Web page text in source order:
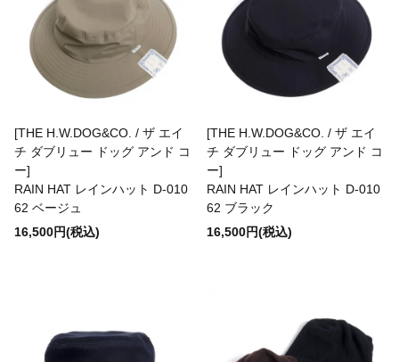
[THE H.W.DOG&CO. / ザ エイ
チ ダブリュー ドッグ アンド コ
ー]
RAIN HAT レインハット D-010
62 ベージュ
16,500円(税込)
[THE H.W.DOG&CO. / ザ エイ
チ ダブリュー ドッグ アンド コ
ー]
RAIN HAT レインハット D-010
62 ブラック
16,500円(税込)
LAST CHANCE
LatetomyFuneral
Le Sans Pareil
LE TRAVAILLEUR GALLICE
LHN Jewelry